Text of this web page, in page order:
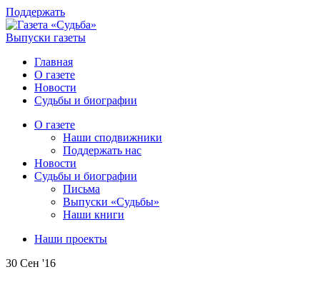
Поддержать
Выпуски газеты
Главная
О газете
Новости
Судьбы и биографии
О газете
Наши сподвижники
Поддержать нас
Новости
Судьбы и биографии
Письма
Выпуски «Судьбы»
Наши книги
Наши проекты
30 Сен '16